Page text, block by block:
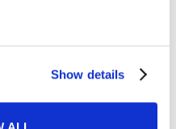
Show details 517